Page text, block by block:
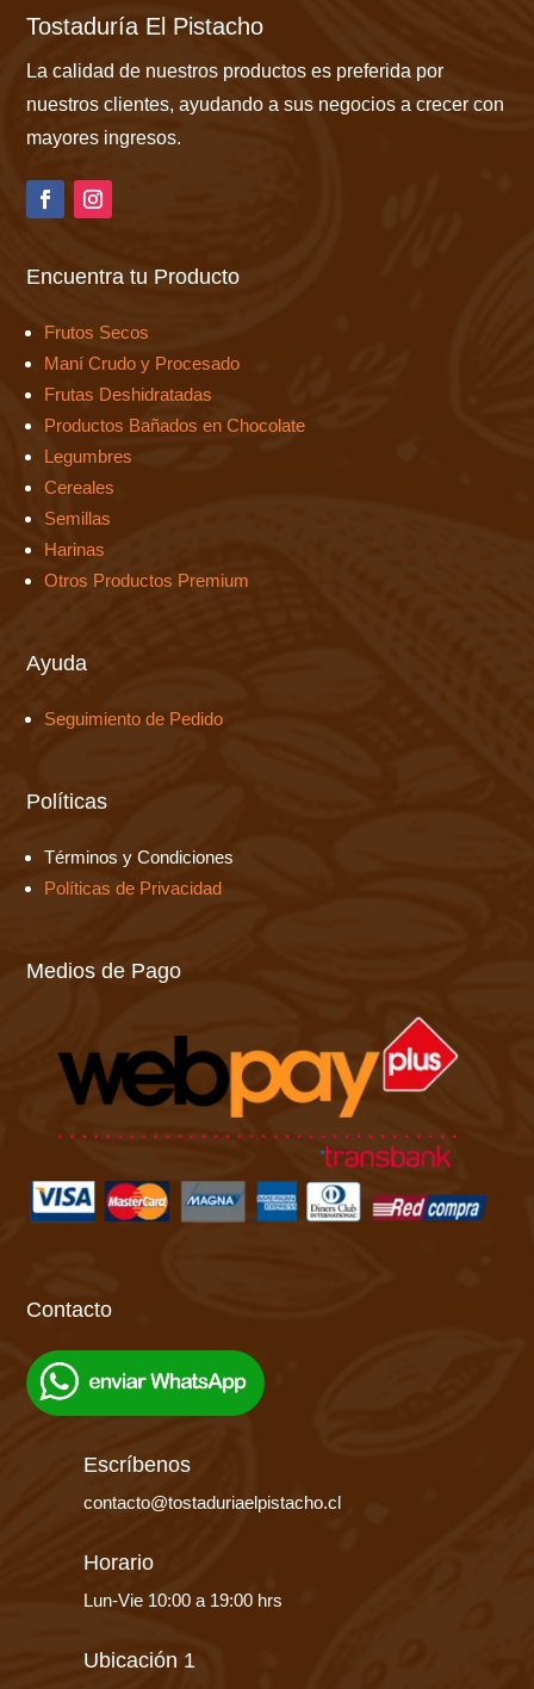
Tostaduría El Pistacho
La calidad de nuestros productos es preferida por
nuestros clientes, ayudando a sus negocios a crecer con
mayores ingresos.
Encuentra tu Producto
Frutos Secos
Maní Crudo y Procesado
Frutas Deshidratadas
Productos Bañados en Chocolate
Legumbres
Cereales
Semillas
Harinas
Otros Productos Premium
Ayuda
Seguimiento de Pedido
Políticas
Términos y Condiciones
Políticas de Privacidad
Medios de Pago
Contacto
Escríbenos
contacto@tostaduriaelpistacho.cl
Horario
Lun-Vie 10:00 a 19:00 hrs
Ubicación 1